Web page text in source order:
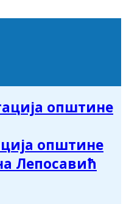
општине
Лепосавић